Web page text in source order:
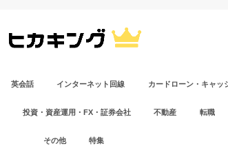
英会話 インターネット回線 カードローン・キャッ
投資・資産運用・FX・証券会社 不動産 転職
その他 特集